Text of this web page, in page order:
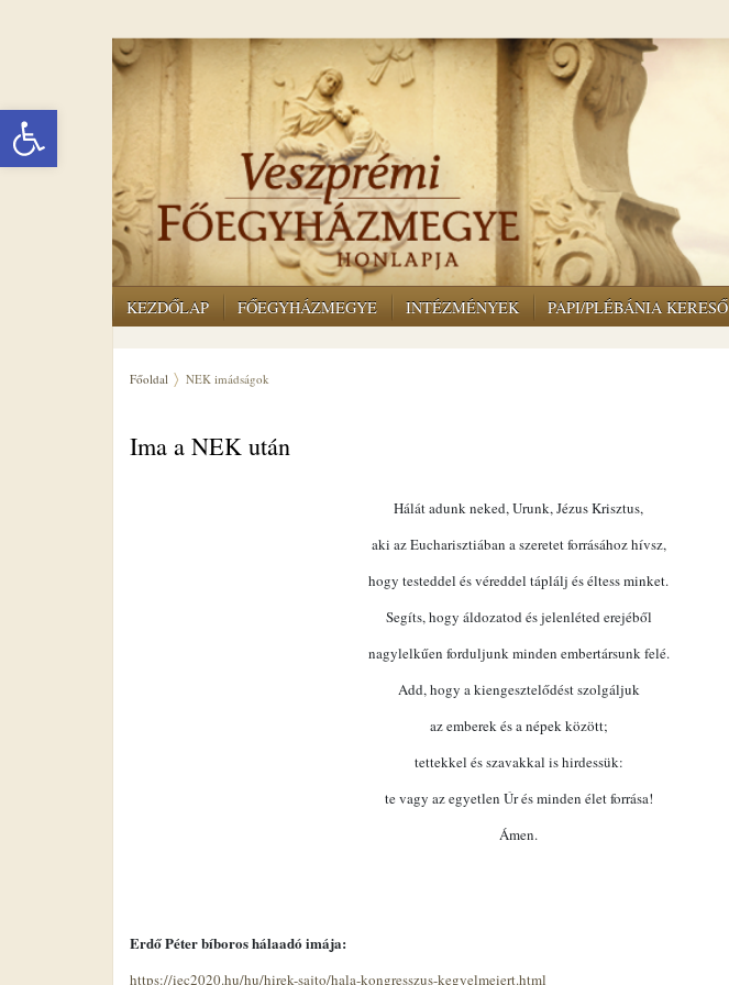
Eszköztár megnyitása
KEZDŐLAP FŐEGYHÁZMEGYE INTÉZMÉNYEK PAPI/PLÉBÁNIA KERESŐ
Főoldal NEK imádságok
Ima a NEK után
Hálát adunk neked, Urunk, Jézus Krisztus,
aki az Eucharisztiában a szeretet forrásához hívsz,
hogy testeddel és véreddel táplálj és éltess minket.
Segíts, hogy áldozatod és jelenléted erejéből
nagylelkűen forduljunk minden embertársunk felé.
Add, hogy a kiengesztelődést szolgáljuk
az emberek és a népek között;
tettekkel és szavakkal is hirdessük:
te vagy az egyetlen Úr és minden élet forrása!
Ámen.
Erdő Péter bíboros hálaadó imája:
https://iec2020.hu/hu/hirek-sajto/hala-kongresszus-kegyelmeiert.html